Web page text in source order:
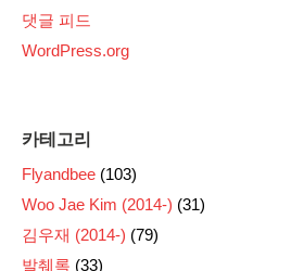
댓글 피드
WordPress.org
카테고리
Flyandbee (103)
Woo Jae Kim (2014-) (31)
김우재 (2014-) (79)
발췌록 (33)